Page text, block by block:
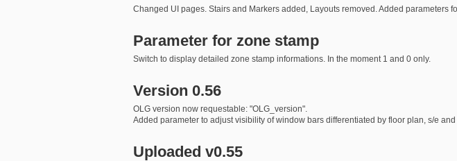
Changed UI pages. Stairs and Markers added, Layouts removed. Added parameters
Parameter for zone stamp
Switch to display detailed zone stamp informations. In the moment 1 and 0 only.
Version 0.56
OLG version now requestable: "OLG_version".
Added parameter to adjust visibility of window bars differentiated by floor plan, s/e and
Uploaded v0.55